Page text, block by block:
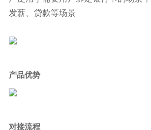
发薪、贷款等场景
产品优势
对接流程